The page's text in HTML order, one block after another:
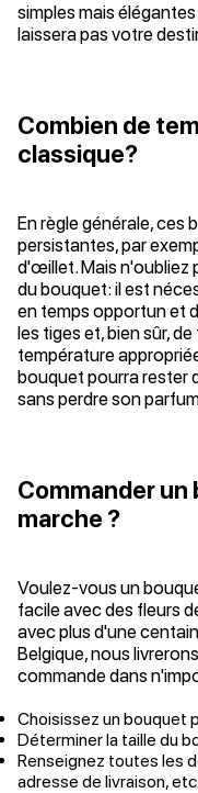
simples mais
laissera pas votre
Combien de
classique?
En règle générale,
persistantes, par
d'œillet. Mais n'oubliez
du bouquet: il est
en temps opportun et
les tiges et, bien sûr,
température
bouquet pourra rester
sans perdre son
Commander
marche ?
Voulez-vous un
facile avec des fleurs
avec plus d'une
Belgique, nous
commande dans
Choisissez un bouquet
Déterminer la taille du
Renseignez toutes les
adresse de livraison,